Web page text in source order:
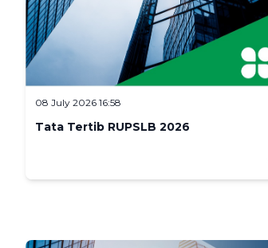
08 July 2026 16:58
Tata Tertib RUPSLB 2026